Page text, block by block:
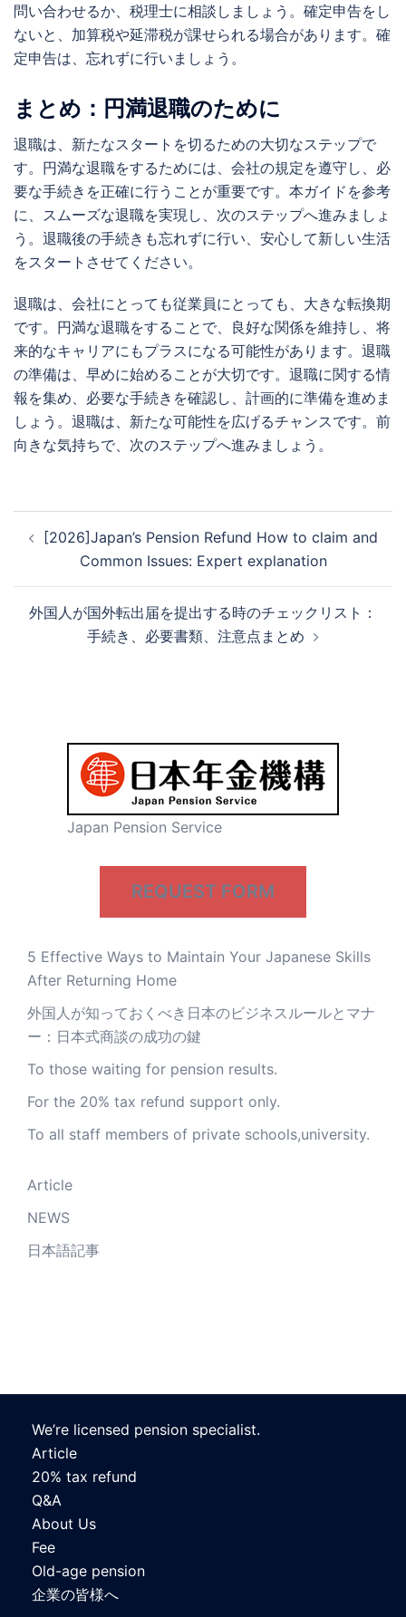
問い合わせるか、税理士に相談しましょう。確定申告をし
ないと、加算税や延滞税が課せられる場合があります。確
定申告は、忘れずに行いましょう。
まとめ：円満退職のために
退職は、新たなスタートを切るための大切なステップで
す。円満な退職をするためには、会社の規定を遵守し、必
要な手続きを正確に行うことが重要です。本ガイドを参考
に、スムーズな退職を実現し、次のステップへ進みましょ
う。退職後の手続きも忘れずに行い、安心して新しい生活
をスタートさせてください。
退職は、会社にとっても従業員にとっても、大きな転換期
です。円満な退職をすることで、良好な関係を維持し、将
来的なキャリアにもプラスになる可能性があります。退職
の準備は、早めに始めることが大切です。退職に関する情
報を集め、必要な手続きを確認し、計画的に準備を進めま
しょう。退職は、新たな可能性を広げるチャンスです。前
向きな気持ちで、次のステップへ進みましょう。
稿
ゲ
[2026]Japan’s Pension Refund How to claim and
Common Issues: Expert explanation
外国人が国外転出届を提出する時のチェックリスト：
手続き、必要書類、注意点まとめ
Japan Pension Service
REQUEST FORM
5 Effective Ways to Maintain Your Japanese Skills
After Returning Home
外国人が知っておくべき日本のビジネスルールとマナ
ー：日本式商談の成功の鍵
To those waiting for pension results.
For the 20% tax refund support only.
To all staff members of private schools,university.
Article
NEWS
日本語記事
We’re licensed pension specialist.
Article
20% tax refund
Q&A
About Us
Fee
Old-age pension
企業の皆様へ